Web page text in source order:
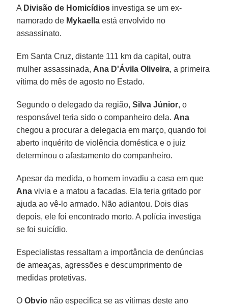
A Divisão de Homicídios investiga se um ex-
namorado de Mykaella está envolvido no
assassinato.
Em Santa Cruz, distante 111 km da capital, outra
mulher assassinada, Ana D'Ávila Oliveira, a primeira
vítima do mês de agosto no Estado.
Segundo o delegado da região,Silva Júnior, o
responsável teria sido o companheiro dela. Ana
chegou a procurar a delegacia em março, quando foi
aberto inquérito de violência doméstica e o juiz
determinou o afastamento do companheiro.
Apesar da medida, o homem invadiu a casa em que
Ana vivia e a matou a facadas. Ela teria gritado por
ajuda ao vê-lo armado. Não adiantou. Dois dias
depois, ele foi encontrado morto. A polícia investiga
se foi suicídio.
Especialistas ressaltam a importância de denúncias
de ameaças, agressões e descumprimento de
medidas protetivas.
OObvio não especifica se as vítimas deste ano